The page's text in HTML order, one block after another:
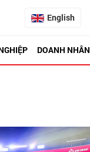
English
DOANH NHÂN